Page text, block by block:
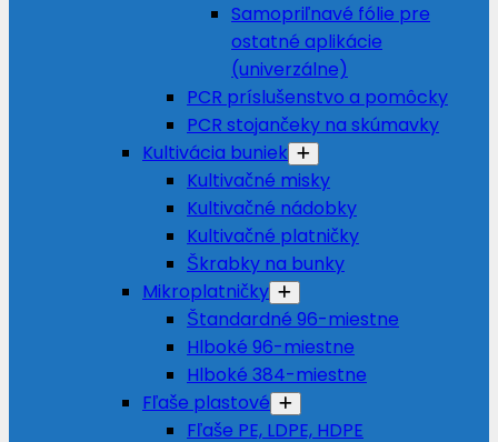
Samopriľnavé fólie pre
ostatné aplikácie
(univerzálne)
PCR príslušenstvo a pomôcky
PCR stojančeky na skúmavky
Kultivácia buniek
Kultivačné misky
Kultivačné nádobky
Kultivačné platničky
Škrabky na bunky
Mikroplatničky
Štandardné 96-miestne
Hlboké 96-miestne
Hlboké 384-miestne
Fľaše plastové
Fľaše PE, LDPE, HDPE